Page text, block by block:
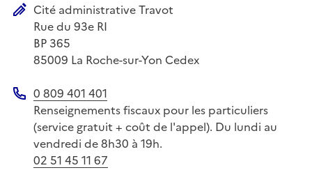
Adresse postale
Cité administrative Travot
Rue du 93e RI
BP 365
85009 La Roche-sur-Yon Cedex
Téléphone
0 809 401 401
Renseignements fiscaux pour les particuliers
(service gratuit + coût de l'appel). Du lundi au
vendredi de 8h30 à 19h.
02 51 45 11 67